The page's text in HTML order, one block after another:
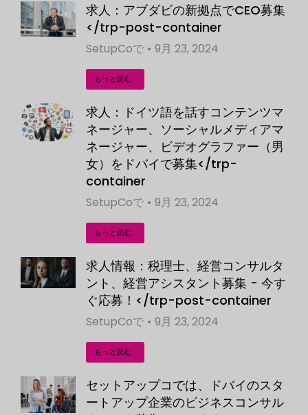
求人：アブダビの新拠点でCEO募集
</trp-post-container
SetupCoで 9月 23, 2024
もっと読む
求人：ドイツ語を話すコンテンツマ
ネージャー、ソーシャルメディアマ
ネージャー、ビデオグラファー（男
女）をドバイで募集</trp-
container
SetupCoで 9月 23, 2024
もっと読む
求人情報：税理士、経営コンサルタ
ント、経営アシスタント募集 - 今す
ぐ応募！</trp-post-container
SetupCoで 9月 23, 2024
もっと読む
セットアップコでは、ドバイのスタ
ートアップ企業のビジネスコンサル